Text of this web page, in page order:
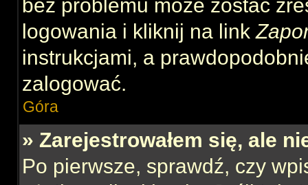
bez problemu może zostać
logowania i kliknij na link
instrukcjami, a
zalogować.
Góra
» Zarejestrowałem się, ale
Po pierwsze, sprawdź, czy